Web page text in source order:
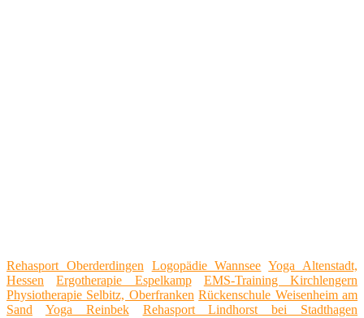
Rehasport Oberderdingen Logopädie Wannsee Yoga Altenstadt,
Hessen
Ergotherapie Espelkamp
EMS-Training Kirchlengern
Physiotherapie Selbitz, Oberfranken Rückenschule Weisenheim am
Sand
Yoga Reinbek
Rehasport Lindhorst bei Stadthagen